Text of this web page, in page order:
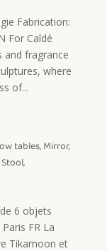
Fabrication:
For Caldé
and fragrance
where
of...
tables,Mirror,
Stool,
6 objets
FR La
Tikamoon et